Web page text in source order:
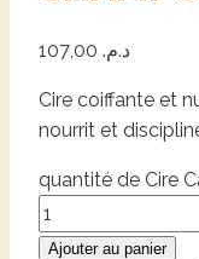
د.م.
Cire coiffante et
nourrit et
quantité de Cire
Ajouter au panier